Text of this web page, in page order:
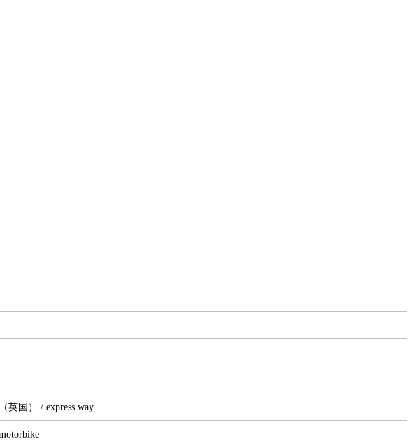
英国） / express way